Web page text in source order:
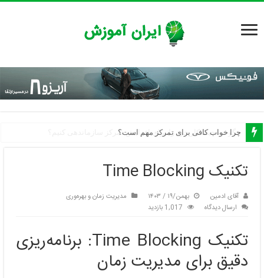
چرا خواب کافی برای تمرکز مهم است؟
تکنیک Time Blocking
آقای ادمین بهمن/۱۹ / ۱۴۰۳
مدیریت زمان و بهره‌وری
ارسال دیدگاه
1,017 بازدید
تکنیک Time Blocking: برنامه‌ریزی
دقیق برای مدیریت زمان